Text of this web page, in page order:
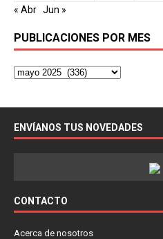
« Abr Jun »
PUBLICACIONES POR MES
ENVÍANOS TUS NOVEDADES
CONTACTO
Acerca de nosotros